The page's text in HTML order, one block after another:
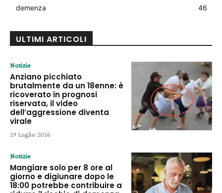
demenza
46
ULTIMI ARTICOLI
Notizie
Anziano picchiato
brutalmente da un 18enne: è
ricoverato in prognosi
riservata, il video
dell’aggressione diventa
virale
29 Luglio 2026
Notizie
Mangiare solo per 8 ore al
giorno e digiunare dopo le
18:00 potrebbe contribuire a